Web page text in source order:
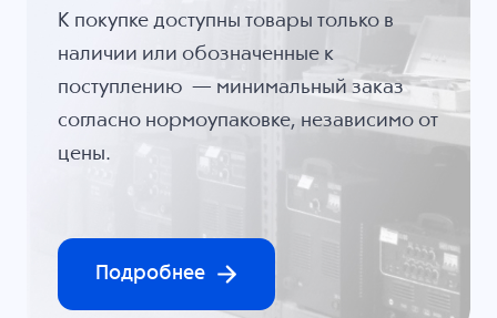
К покупке доступны товары только в
наличии или обозначенные к
поступлению — минимальный заказ
согласно нормоупаковке, независимо от
цены.
Подробнее